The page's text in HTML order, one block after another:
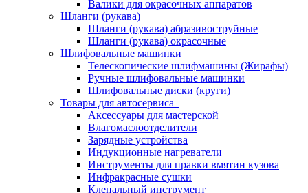
Валики для окрасочных аппаратов
Шланги (рукава)
Шланги (рукава) абразивоструйные
Шланги (рукава) окрасочные
Шлифовальные машинки
Телескопические шлифмашины (Жирафы)
Ручные шлифовальные машинки
Шлифовальные диски (круги)
Товары для автосервиса
Аксессуары для мастерской
Влагомаслоотделители
Зарядные устройства
Индукционные нагреватели
Инструменты для правки вмятин кузова
Инфракрасные сушки
Клепальный инструмент